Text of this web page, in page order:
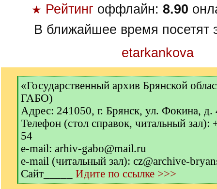
★ Рейтинг оффлайн: 8.90
В ближайшее время посетят
etarkankova
[
]
«Государственный архив Брянской
ГАБО)
Адрес: 241050, г. Брянск, ул. Фокина, д.
Телефон (стол справок, читальный
54
e-mail: arhiv-gabo@mail.ru
e-mail (читальный зал): cz@archive-
Сайт_____ Идите по ссылке >>>
[